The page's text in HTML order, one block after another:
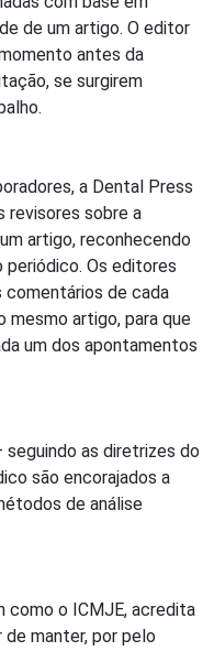
de um artigo. O editor
antes da
se surgirem
a Dental Press
revisores sobre a
artigo, reconhecendo
periódico. Os editores
comentários de cada
mesmo artigo, para que
um dos apontamentos
as diretrizes do
são encorajados a
de análise
como o ICMJE, acredita
manter, por pelo